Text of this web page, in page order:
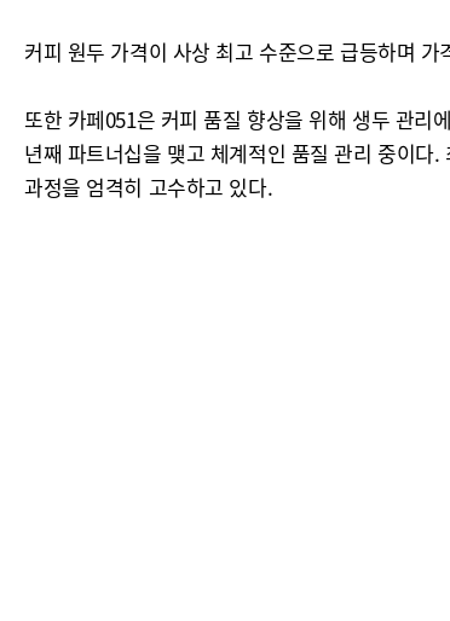
커피 원두 가격이 사상 최고 수준으로 급등하며
또한 카페051은 커피 품질 향상을 위해 생두 관리
년째 파트너십을 맺고 체계적인 품질 관리 중이다
과정을 엄격히 고수하고 있다.